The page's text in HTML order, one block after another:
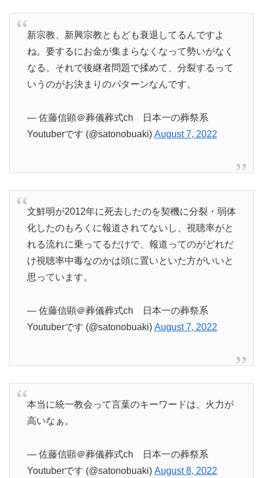
新宗教、新興宗教ともども衰退してるんですよ
ね。要するにお金が集まらなくなって勢いがなく
なる。それで後継者問題で揉めて、分裂するって
いうのがお決まりのパターンなんです。
— 佐藤信顕＠葬儀葬式ch 日本一の葬祭系
Youtuberです (@satonobuaki) August 7, 2022
文鮮明が2012年に死去したのを契機に分裂・弱体
化したのもろくに報道されてないし、視聴率がと
れる流れに乗ってるだけで、報道ってのがどれだ
け視聴率中毒なのかは頭に置いといた方がいいと
思っています。
— 佐藤信顕＠葬儀葬式ch 日本一の葬祭系
Youtuberです (@satonobuaki) August 7, 2022
本当に統一教会って言葉のキーワードは、火力が
高いなぁ。
— 佐藤信顕＠葬儀葬式ch 日本一の葬祭系
Youtuberです (@satonobuaki) August 8, 2022